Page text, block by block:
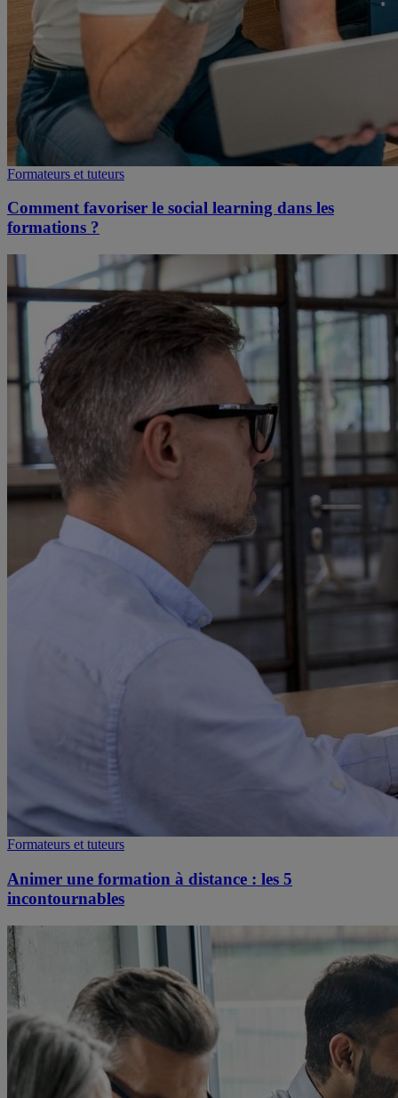
Formateurs et tuteurs
Comment favoriser le social learning dans les
formations ?
Formateurs et tuteurs
Animer une formation à distance : les 5
incontournables